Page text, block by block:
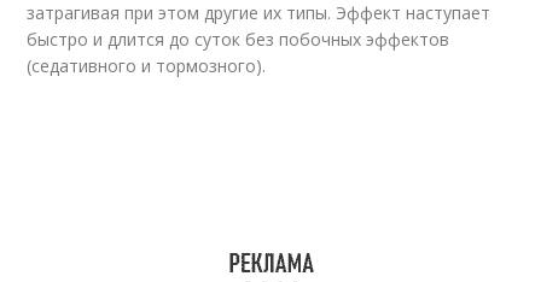
затрагивая при этом другие их типы. Эффект наступает
быстро и длится до суток без побочных эффектов
(седативного и тормозного).